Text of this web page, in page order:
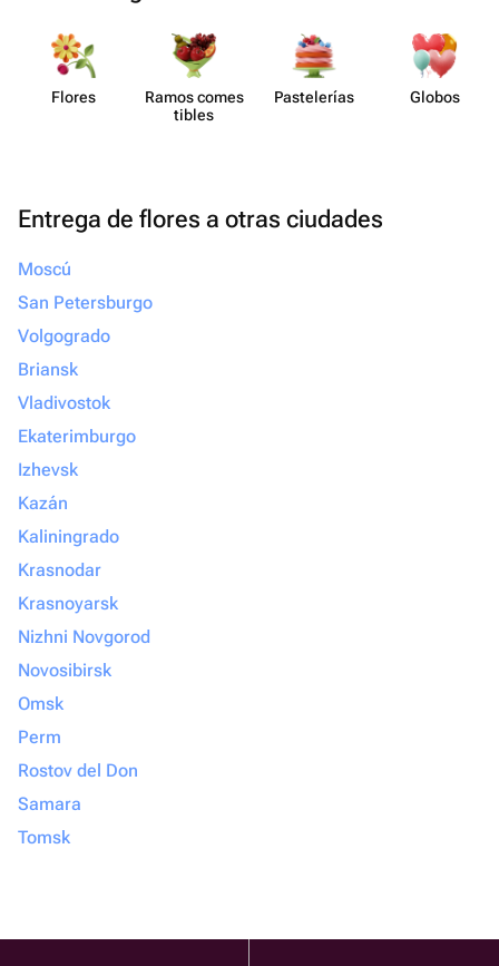
Flores
Ramos comes​
tibles
Paste​lerías Globos
Entrega de flores a otras ciudades
Moscú
San Petersburgo
Volgogrado
Briansk
Vladivostok
Ekaterimburgo
Izhevsk
Kazán
Kaliningrado
Krasnodar
Krasnoyarsk
Nizhni Novgorod
Novosibirsk
Omsk
Perm
Rostov del Don
Samara
Tomsk